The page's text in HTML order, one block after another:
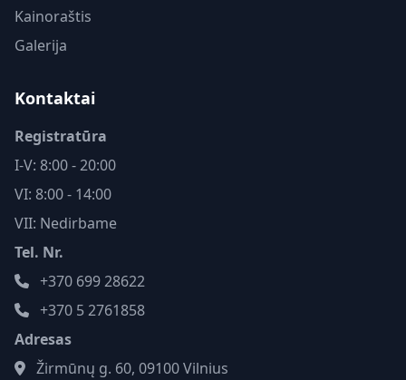
Kainoraštis
Galerija
Kontaktai
Registratūra
I-V: 8:00 - 20:00
VI: 8:00 - 14:00
VII: Nedirbame
Tel. Nr.
+370 699 28622
+370 5 2761858
Adresas
Žirmūnų g. 60, 09100 Vilnius